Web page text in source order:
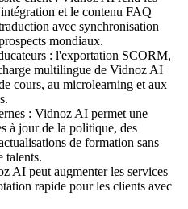
et le contenu FAQ
avec synchronisation
mondiaux.
: l'exportation SCORM,
multilingue de Vidnoz AI
cours, au microlearning et aux
: Vidnoz AI permet une
à jour de la politique, des
de formation sans
talents.
AI peut augmenter les services
rapide pour les clients avec